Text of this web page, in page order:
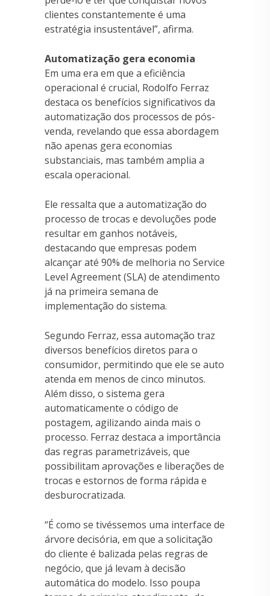
clientes constantemente é uma
estratégia insustentável”, afirma.
Automatização gera economia
Em uma era em que a eficiência
operacional é crucial, Rodolfo Ferraz
destaca os benefícios significativos da
automatização dos processos de pós-
venda, revelando que essa abordagem
não apenas gera economias
substanciais, mas também amplia a
escala operacional.
Ele ressalta que a automatização do
processo de trocas e devoluções pode
resultar em ganhos notáveis,
destacando que empresas podem
alcançar até 90% de melhoria no Service
Level Agreement (SLA) de atendimento
já na primeira semana de
implementação do sistema.
Segundo Ferraz, essa automação traz
diversos benefícios diretos para o
consumidor, permitindo que ele se auto
atenda em menos de cinco minutos.
Além disso, o sistema gera
automaticamente o código de
postagem, agilizando ainda mais o
processo. Ferraz destaca a importância
das regras parametrizáveis, que
possibilitam aprovações e liberações de
trocas e estornos de forma rápida e
desburocratizada.
“É como se tivéssemos uma interface de
árvore decisória, em que a solicitação
do cliente é balizada pelas regras de
negócio, que já levam à decisão
automática do modelo. Isso poupa